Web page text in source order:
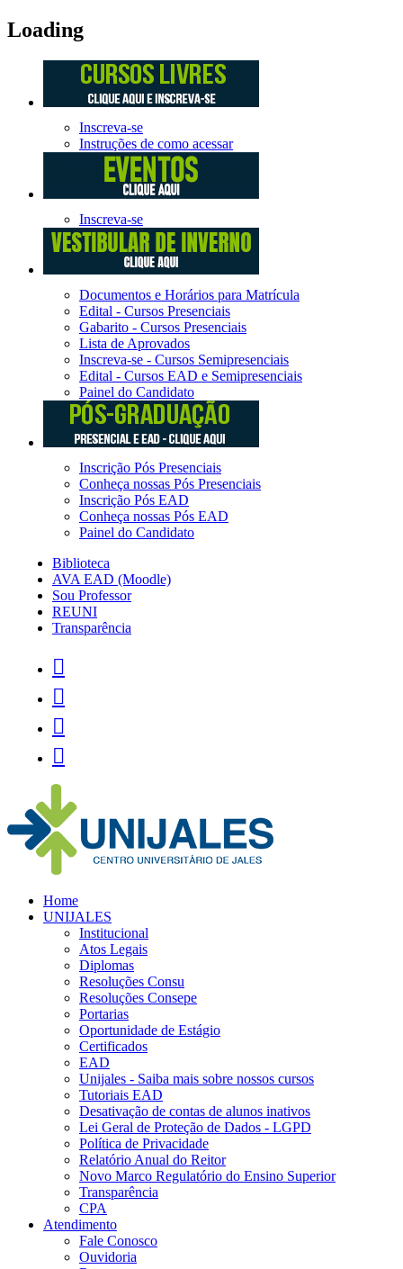
Loading
Inscreva-se
Instruções de como acessar
Inscreva-se
Documentos e Horários para Matrícula
Edital - Cursos Presenciais
Gabarito - Cursos Presenciais
Lista de Aprovados
Inscreva-se - Cursos Semipresenciais
Edital - Cursos EAD e Semipresenciais
Painel do Candidato
Inscrição Pós Presenciais
Conheça nossas Pós Presenciais
Inscrição Pós EAD
Conheça nossas Pós EAD
Painel do Candidato
Biblioteca
AVA EAD (Moodle)
Sou Professor
REUNI
Transparência




Home
UNIJALES
Institucional
Atos Legais
Diplomas
Resoluções Consu
Resoluções Consepe
Portarias
Oportunidade de Estágio
Certificados
EAD
Unijales - Saiba mais sobre nossos cursos
Tutoriais EAD
Desativação de contas de alunos inativos
Lei Geral de Proteção de Dados - LGPD
Política de Privacidade
Relatório Anual do Reitor
Novo Marco Regulatório do Ensino Superior
Transparência
CPA
Atendimento
Fale Conosco
Ouvidoria